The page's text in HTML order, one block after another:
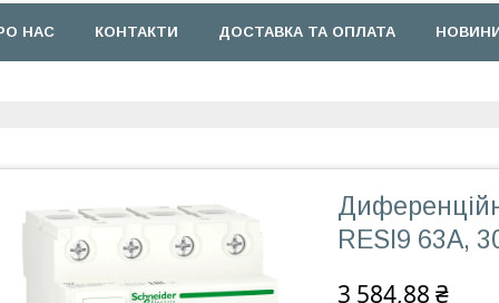
НАС КОНТАКТИ ДОСТАВКА ТА ОПЛАТА
RESI9 63А,
3 584,88 ₴